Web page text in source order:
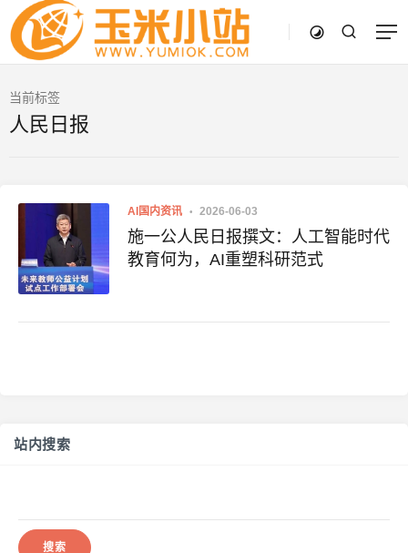
当前标签
人民日报
AI国内资讯 2026-06-03
施一公人民日报撰文：人工智能时代
教育何为，AI重塑科研范式
站内搜索